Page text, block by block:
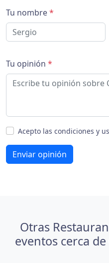
Tu nombre*
Tu opinión *
Acepto las condiciones y
Enviar opinión
Otras
eventos cerca